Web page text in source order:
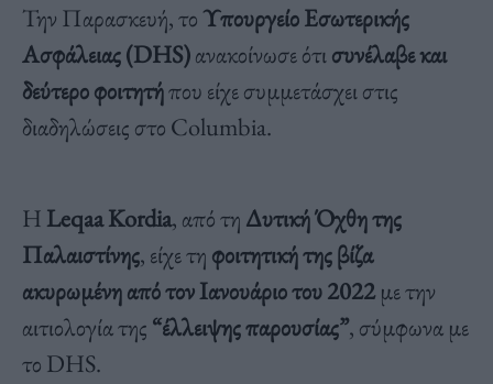
Την Παρασκευή, το Υπουργείο Εσωτερικής
Ασφάλειας (DHS)ανακοίνωσε ότισυνέλαβε και
δεύτερο φοιτητήπου είχε συμμετάσχει στις
διαδηλώσεις στο Columbia.
Η Leqaa Kordia, από τη Δυτική Όχθη της
Παλαιστίνης, είχε τη φοιτητική της βίζα
ακυρωμένη από τον Ιανουάριο του 2022 με την
αιτιολογία της “έλλειψης παρουσίας”, σύμφωνα με
το DHS.